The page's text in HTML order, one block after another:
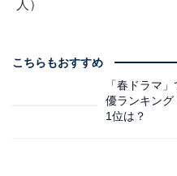
人）
こちらもおすすめ
「春ドラマ
優ランキン
1位は？